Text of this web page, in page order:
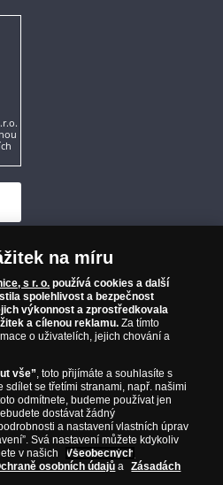
na míru
s r. o. používá cookies a další
spolehlivost a bezpečnost
výkonnost a zprostředkovala
a cílenou reklamu. Za tímto
o uživatelích, jejich chování a
vše”, toto přijímáte a souhlasíte s
sdílet se třetími stranami, např. našimi
odmítnete, budeme používat jen
dostávat žádný
a nastavení vlastních úprav
Svá nastavení můžete kdykoliv
v našich
Všeobecných
osobních údajů a
Zásadách